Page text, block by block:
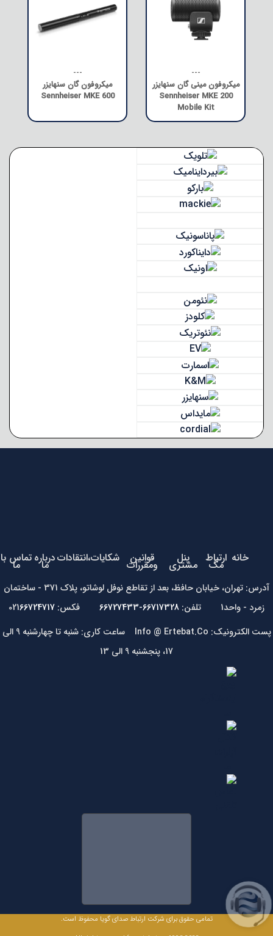
---
میکروفون مینی گان سنهایزر
Sennheiser MKE 200
Mobile Kit
---
میکروفون گان سنهایزر
Sennheiser MKE 600
خانه ارتباط
مگ پنل
مشتری قوانین
ومقررات شکایات،انتقاداتدرباره
ما تماس با
ما
آدرس: تهران، خیابان حافظ، بعد از تقاطع نوفل لوشاتو، پلاک 371 - ساختمان
زمرد - واحد1 تلفن:
66717328-66727433 فکس: 021 66724717
پست الکترونیک: Info @ Ertebat.Co ساعت کاری: شنبه تا چهارشنبه 9 الی
17، پنجشنبه 9 الی 13
تمامی حقوق برای شرکت ارتباط صدای گویا محفوظ است.